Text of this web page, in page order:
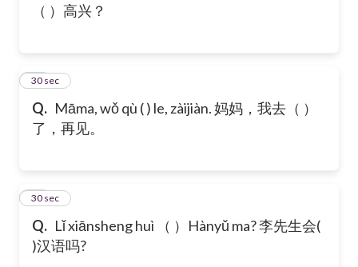
（ ）高兴？
Q. Māma, wǒ qù ( ) le, zàijiàn. 妈妈，我去（ ）
了，再见。
18
30 sec
Q. Lǐ xiānsheng huì （ ）Hànyǔ ma? 李先生会(
)汉语吗?
19
30 sec